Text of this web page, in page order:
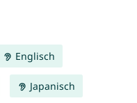
Englisch
Japanisch